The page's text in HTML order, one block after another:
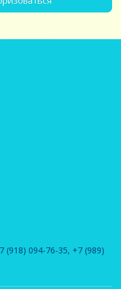
(918) 094-76-35, +7 (989)